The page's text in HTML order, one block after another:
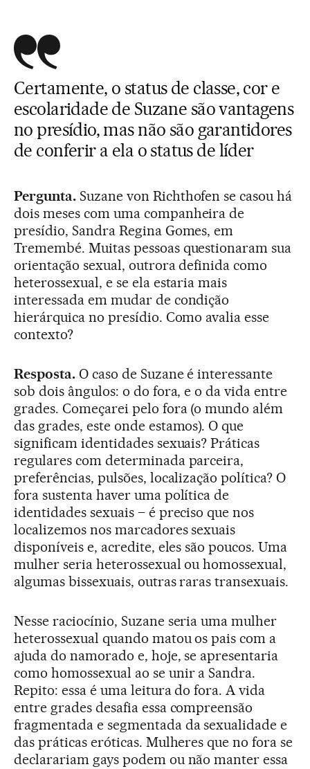
Certamente, o status de classe, cor e
escolaridade de Suzane são vantagens
no presídio, mas não são garantidores
de conferir a ela o status de líder
Pergunta.Suzane von Richthofen se casou há
dois meses com uma companheira de
presídio, Sandra Regina Gomes, em
Tremembé. Muitas pessoas questionaram sua
orientação sexual, outrora definida como
heterossexual, e se ela estaria mais
interessada em mudar de condição
hierárquica no presídio. Como avalia esse
contexto?
Resposta. O caso de Suzane é interessante
sob dois ângulos: o do fora, e o da vida entre
grades. Começarei pelo fora (o mundo além
das grades, este onde estamos). O que
significam identidades sexuais? Práticas
regulares com determinada parceira,
preferências, pulsões, localização política? O
fora sustenta haver uma política de
identidades sexuais – é preciso que nos
localizemos nos marcadores sexuais
disponíveis e, acredite, eles são poucos. Uma
mulher seria heterossexual ou homossexual,
algumas bissexuais, outras raras transexuais.
Nesse raciocínio, Suzane seria uma mulher
heterossexual quando matou os pais com a
ajuda do namorado e, hoje, se apresentaria
como homossexual ao se unir a Sandra.
Repito: essa é uma leitura do fora. A vida
entre grades desafia essa compreensão
fragmentada e segmentada da sexualidade e
das práticas eróticas. Mulheres que no fora se
declarariam gays podem ou não manter essa